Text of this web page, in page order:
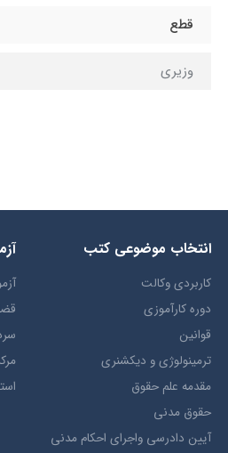
قطع
وزیری
انتخاب​ موضوعي​ کتب
کاربردی وکالت
دوره کارآموزی
قوانین
ترمينولوژي و ديکشنري
مقدمه علم حقوق
حقوق مدني
آيين دادرسي ​واجراي ​احکام ​مدني